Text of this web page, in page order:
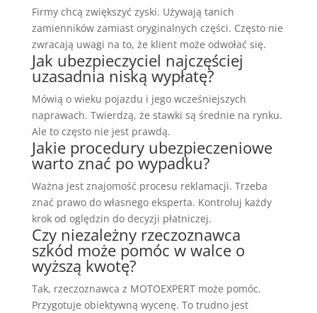
Firmy chcą zwiększyć zyski. Używają tanich
zamienników zamiast oryginalnych części. Często nie
zwracają uwagi na to, że klient może odwołać się.
Jak ubezpieczyciel najczęściej
uzasadnia niską wypłatę?
Mówią o wieku pojazdu i jego wcześniejszych
naprawach. Twierdzą, że stawki są średnie na rynku.
Ale to często nie jest prawdą.
Jakie procedury ubezpieczeniowe
warto znać po wypadku?
Ważna jest znajomość procesu reklamacji. Trzeba
znać prawo do własnego eksperta. Kontroluj każdy
krok od oględzin do decyzji płatniczej.
Czy niezależny rzeczoznawca
szkód może pomóc w walce o
wyższą kwotę?
Tak, rzeczoznawca z MOTOEXPERT może pomóc.
Przygotuje obiektywną wycenę. To trudno jest